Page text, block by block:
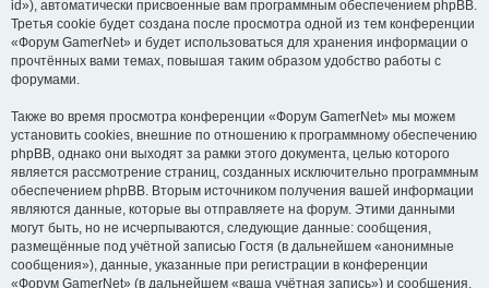
id»), автоматически присвоенные вам программным обеспечением phpBB.
Третья cookie будет создана после просмотра одной из тем конференции
«Форум GamerNet» и будет использоваться для хранения информации о
прочтённых вами темах, повышая таким образом удобство работы с
форумами.
Также во время просмотра конференции «Форум GamerNet» мы можем
установить cookies, внешние по отношению к программному обеспечению
phpBB, однако они выходят за рамки этого документа, целью которого
является рассмотрение страниц, созданных исключительно программным
обеспечением phpBB. Вторым источником получения вашей информации
являются данные, которые вы отправляете на форум. Этими данными
могут быть, но не исчерпываются, следующие данные: сообщения,
размещённые под учётной записью Гостя (в дальнейшем «анонимные
сообщения»), данные, указанные при регистрации в конференции
«Форум GamerNet» (в дальнейшем «ваша учётная запись») и сообщения,